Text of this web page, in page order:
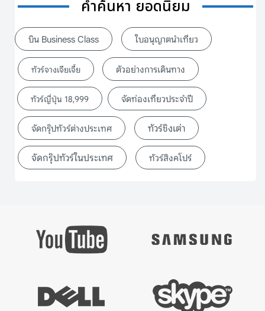
คำค้นหา ยอดนิยม
บิน Business Class ใบอนุญาตนำเที่ยว
ทัวร์จางเจียเจี้ย ตัวอย่างการเดินทาง
ทัวร์ญี่ปุ่น 18,999 จัดท่องเที่ยวประจำปี
จัดกรุ๊ปทัวร์ต่างประเทศ ทัวร์ชิงเต่า
จัดกรุ๊ปทัวร์ในประเทศ ทัวร์สิงคโปร์